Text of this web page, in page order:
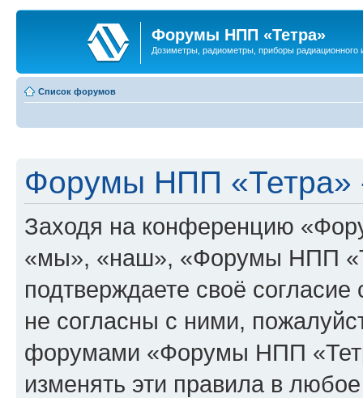
Форумы НПП «Тетра»
Дозиметры, радиометры, приборы радиационного
Список форумов
Форумы НПП «Тетра»
Заходя на конференцию
«мы», «наш», «Форумы НПП
подтверждаете своё
не согласны с ними,
форумами «Форумы НПП
изменять эти правила в